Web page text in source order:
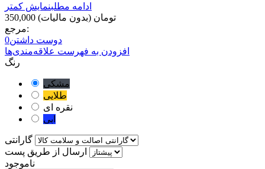
ادامه مطلبنمایش کمتر
350,000 تومان (بدون مالیات)
مرجع:
دوست داشتن0
افزودن به فهرست علاقه‌مندی‌ها
رنگ
مشکی
طلایی
نقره ای
ابی
گارانتی
ارسال از طریق پست
ناموجود